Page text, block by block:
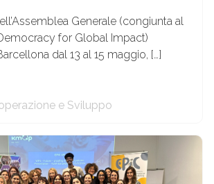
Generale (congiunta al
for Global Impact)
dal 13 al 15 maggio, […]
e Sviluppo